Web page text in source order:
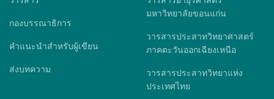
กองบรรณาธิการ
คำแนะนำสำหรับผู้เขียน
ส่งบทความ
มหาวิทยาลัยขอนแก่น
วารสารประสาทวิทยาศาสตร์
ภาคตะวันออกเฉียงเหนือ
วารสารประสาทวิทยาแห่ง
ประเทศไทย